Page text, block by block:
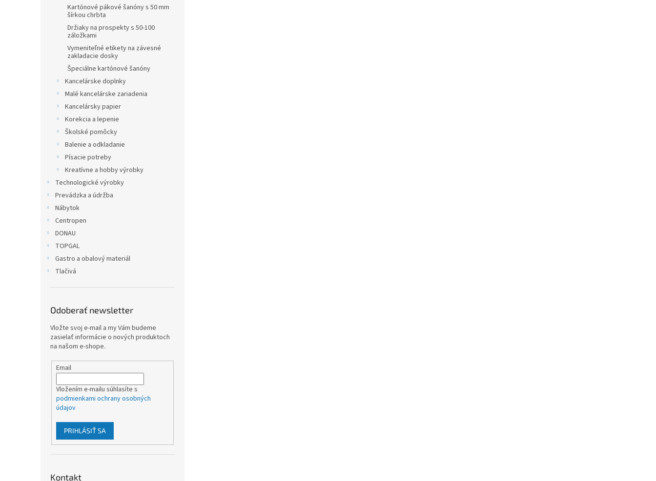
Kartónové pákové šanóny s 50 mm
šírkou chrbta
Držiaky na prospekty s 50-100
záložkami
Vymeniteľné etikety na závesné
zakladacie dosky
Špeciálne kartónové šanóny
Kancelárske doplnky
Malé kancelárske zariadenia
Kancelársky papier
Korekcia a lepenie
Školské pomôcky
Balenie a odkladanie
Písacie potreby
Kreatívne a hobby výrobky
Technologické výrobky
Prevádzka a údržba
Nábytok
Centropen
DONAU
TOPGAL
Gastro a obalový materiál
Tlačivá
Odoberať newsletter
Vložte svoj e-mail a my Vám budeme
zasielať informácie o nových produktoch
na našom e-shope.
Email
Vložením e-mailu súhlasíte s
podmienkami ochrany osobných
údajov
PRIHLÁSIŤ SA
Kontakt